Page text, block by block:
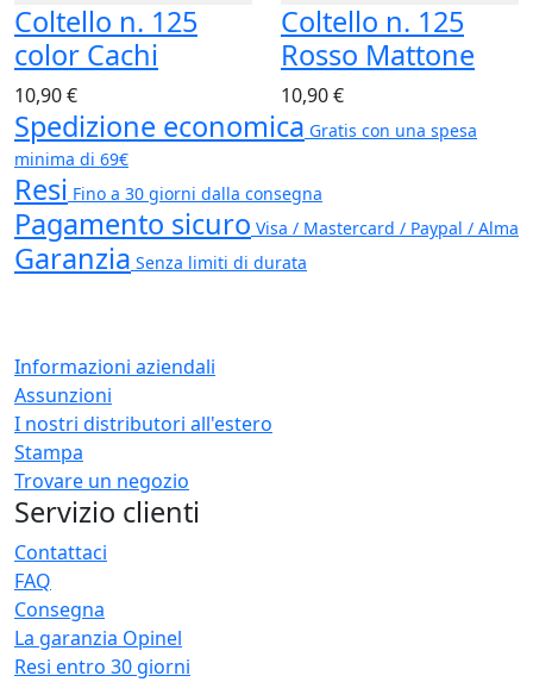
Coltello n. 125
color Cachi
10,90 €
Coltello n. 125
Rosso Mattone
10,90 €
Spedizione economica Gratis con una spesa
minima di 69€
Resi Fino a 30 giorni dalla consegna
Pagamento sicuro Visa / Mastercard / Paypal / Alma
Garanzia Senza limiti di durata
Informazioni aziendali
Assunzioni
I nostri distributori all'estero
Stampa
Trovare un negozio
Servizio clienti
Contattaci
FAQ
Consegna
La garanzia Opinel
Resi entro 30 giorni